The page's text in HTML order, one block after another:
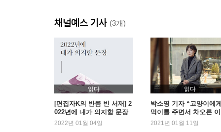
좋은 글을 쓰는 법
문학의 체험
대중문화의 힘
연구
〈버닝〉
루만
단상이란 무엇인가
3부 난류 속으로
채널예스 기사 (3개)
읽다
[편집자K의 반쯤 빈 서재] 2
022년에 내가 의지할 문장
2022년 01월 04일
읽다
박소영 기자 “고양이에
먹이를 주면서 차오른
기”
2021년 01월 11일